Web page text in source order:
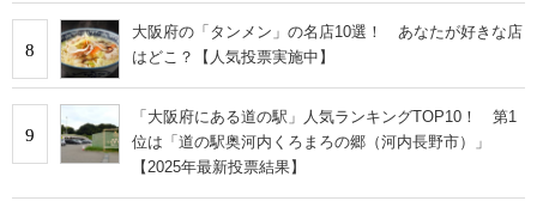
8
大阪府の「タンメン」の名店10選！ あなたが好きな店
はどこ？【人気投票実施中】
9
「大阪府にある道の駅」人気ランキングTOP10！ 第1
位は「道の駅奥河内くろまろの郷（河内長野市）」
【2025年最新投票結果】